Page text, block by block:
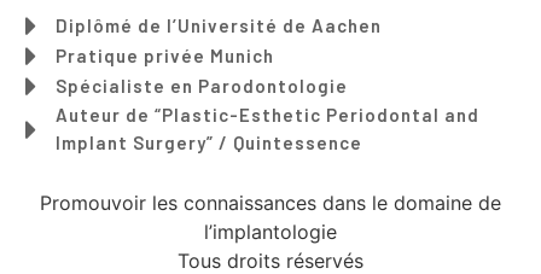
Diplômé de l’Université de Aachen
Pratique privée Munich
Spécialiste en Parodontologie
Auteur de “Plastic-Esthetic Periodontal and
Implant Surgery” / Quintessence
Promouvoir les connaissances dans le domaine de
l’implantologie
Tous droits réservés